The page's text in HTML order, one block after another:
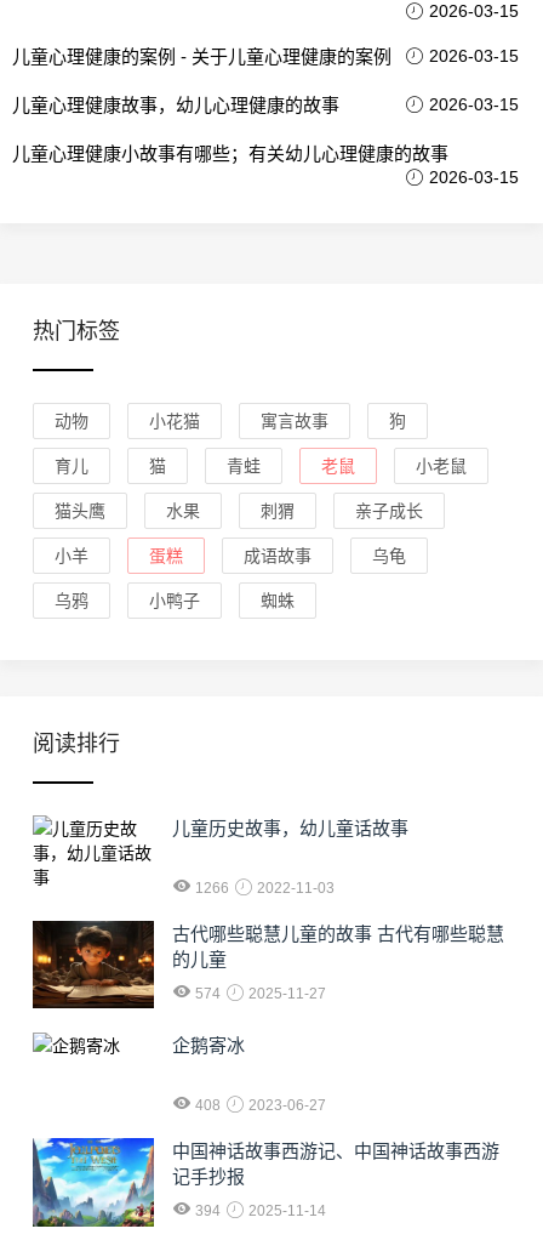
2026-03-15
儿童心理健康的案例 - 关于儿童心理健康的案例 2026-03-15
儿童心理健康故事，幼儿心理健康的故事 2026-03-15
儿童心理健康小故事有哪些；有关幼儿心理健康的故事
2026-03-15
热门标签
动物 小花猫 寓言故事 狗
育儿 猫 青蛙 老鼠 小老鼠
猫头鹰 水果 刺猬 亲子成长
小羊 蛋糕 成语故事 乌龟
乌鸦 小鸭子 蜘蛛
阅读排行
儿童历史故事，幼儿童话故事
1266 2022-11-03
古代哪些聪慧儿童的故事 古代有哪些聪慧
的儿童
574 2025-11-27
企鹅寄冰
408 2023-06-27
中国神话故事西游记、中国神话故事西游
记手抄报
394 2025-11-14